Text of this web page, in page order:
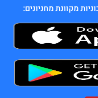
מקוונת מחניונים: